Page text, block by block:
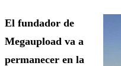
El fundador de
Megaupload va a
permanecer en la